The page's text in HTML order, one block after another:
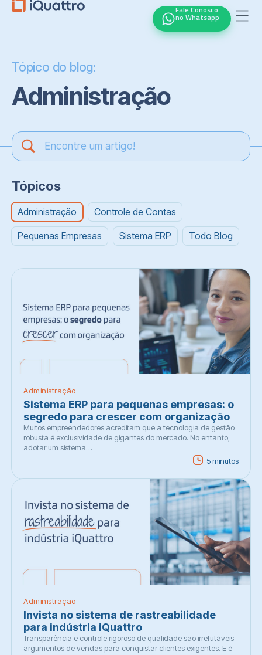
Fale Conosco
no Whatsapp
Tópico do blog:
Administração
Administração
Sistema ERP para pequenas empresas: o
segredo para crescer com organização
Muitos empreendedores acreditam que a tecnologia de gestão
robusta é exclusividade de gigantes do mercado. No entanto,
adotar um sistema…
5 minutos
Administração
Invista no sistema de rastreabilidade
para indústria iQuattro
Transparência e controle rigoroso de qualidade são irrefutáveis
argumentos de vendas para conquistar clientes exigentes. E é
Tópicos
Administração Controle de Contas
Pequenas Empresas Sistema ERP Todo Blog